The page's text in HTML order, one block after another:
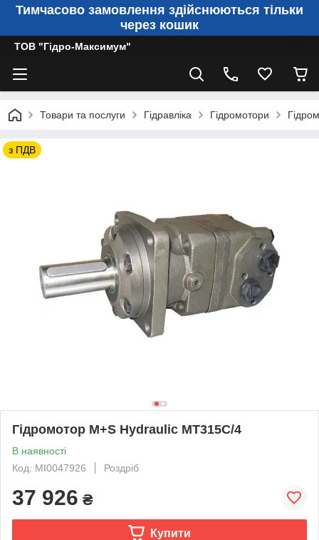
Тимчасово замовлення здійснюються тільки
через кошик
ТОВ "Гідро-Максимум"
Товари та послуги Гідравліка Гідромотори
з ПДВ
Гідромотор M+S Hydraulic MT315C/4
В наявності
Код: MI0047926
Роздріб
37 926 ₴
Купити